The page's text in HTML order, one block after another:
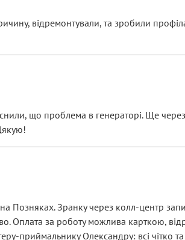
у зборі.
хороше враження. Але згодом знайшов
власник, не застяг в полі))
це і псує загальне враження та
відремонтували, та зробили
що проблема в генераторі. Ще через
Зранку через колл-центр
за роботу можлива карткою,
приймальнику Олександру: всі чітко